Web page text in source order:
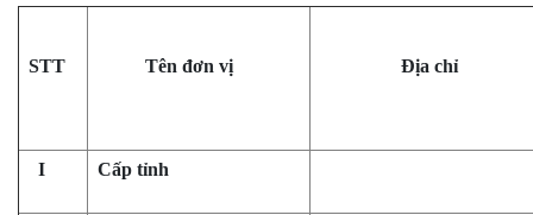
STT Tên đơn vị Địa chỉ
I Cấp tỉnh